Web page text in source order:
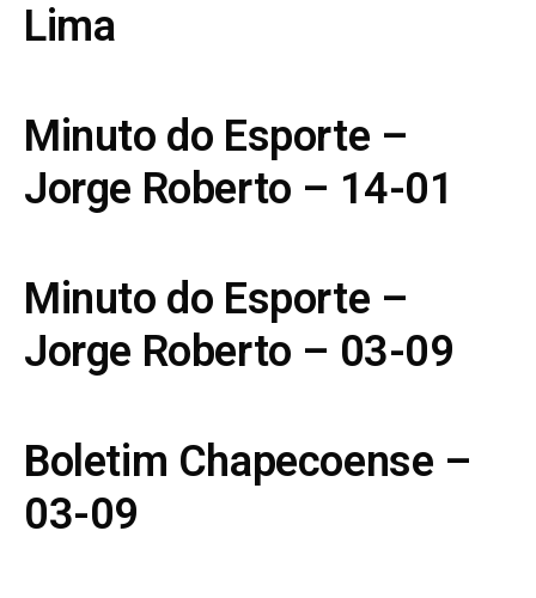
Lima
Minuto do Esporte –
Jorge Roberto – 14-01
Minuto do Esporte –
Jorge Roberto – 03-09
Boletim Chapecoense –
03-09